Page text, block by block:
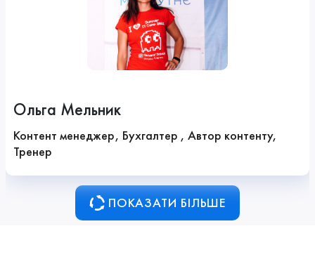
Ольга Мельник
Контент менеджер, Бухгалтер , Автор контенту,
Тренер
ПОКАЗАТИ БІЛЬШЕ